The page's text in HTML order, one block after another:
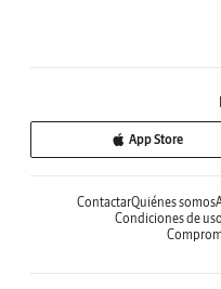
App Store
ContactarQuiénes somos
Condiciones de uso